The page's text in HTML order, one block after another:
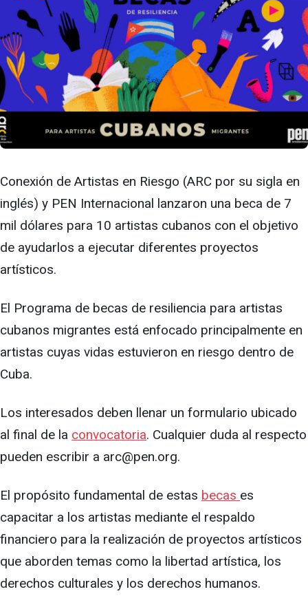
Conexión de Artistas en Riesgo (ARC por su sigla en
inglés) y PEN Internacional lanzaron una beca de 7
mil dólares para 10 artistas cubanos con el objetivo
de ayudarlos a ejecutar diferentes proyectos
artísticos.
El Programa de becas de resiliencia para artistas
cubanos migrantes está enfocado principalmente en
artistas cuyas vidas estuvieron en riesgo dentro de
Cuba.
Los interesados deben llenar un formulario ubicado
al final de la convocatoria. Cualquier duda al respecto
pueden escribir a arc@pen.org.
El propósito fundamental de estas becas es
capacitar a los artistas mediante el respaldo
financiero para la realización de proyectos artísticos
que aborden temas como la libertad artística, los
derechos culturales y los derechos humanos.